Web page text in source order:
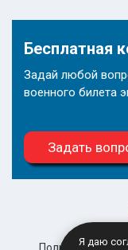
Бесплатная
Задай любой
военного билета
Задать
Я даю